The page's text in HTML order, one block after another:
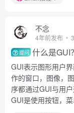
不念
4年前发布
提问 什么是GUI？
GUI表示图形用户
作的窗口，图像，
序都通过GUI与用户
GUI是使用按钮，